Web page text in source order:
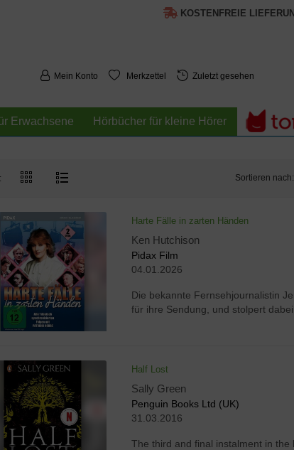
KOSTENFREIE
Mein Konto Merkzettel Zuletzt gesehen
Erwachsene Hörbücher für kleine Hörer
Sortieren nach:
Harte Fälle in zarten Händen
Ken Hutchison
Pidax Film
04.01.2026
Die bekannte Fernsehjournalistin
für ihre Sendung, und stolpert dabei
Half Lost
Sally Green
Penguin Books Ltd (UK)
31.03.2016
The third and final instalment in the